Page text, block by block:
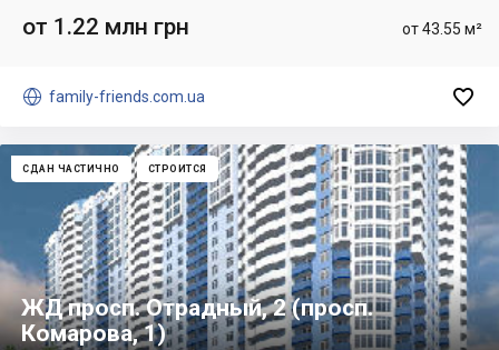
от 43.55 м²
от 1.22 млн грн
 family-friends.com.ua 
СДАН ЧАСТИЧНО СТРОИТСЯ
ЖД просп. Отрадный, 2 (просп.
Комарова, 1)